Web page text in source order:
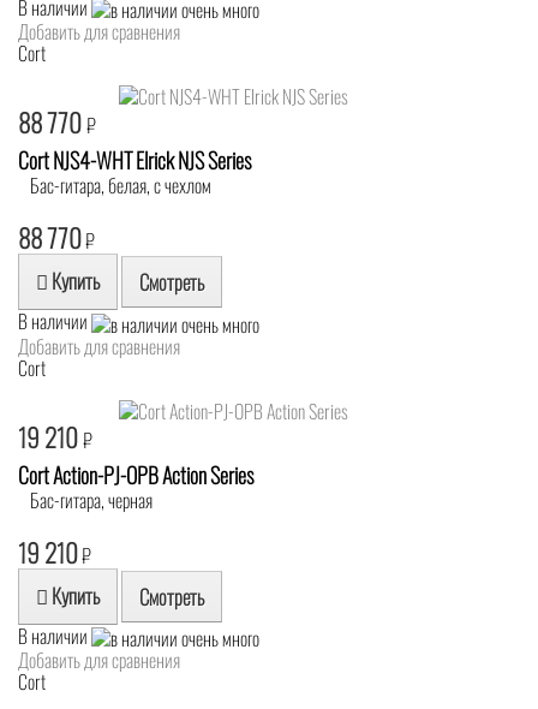
В наличии
Добавить для сравнения
Cort
88 770₽
Cort NJS4-WHT Elrick NJS Series
Бас-гитара, белая, с чехлом
88 770₽
Купить Смотреть
В наличии
Добавить для сравнения
Cort
19 210₽
Cort Action-PJ-OPB Action Series
Бас-гитара, черная
19 210₽
Купить Смотреть
В наличии
Добавить для сравнения
Cort